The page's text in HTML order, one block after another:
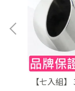
【七入組